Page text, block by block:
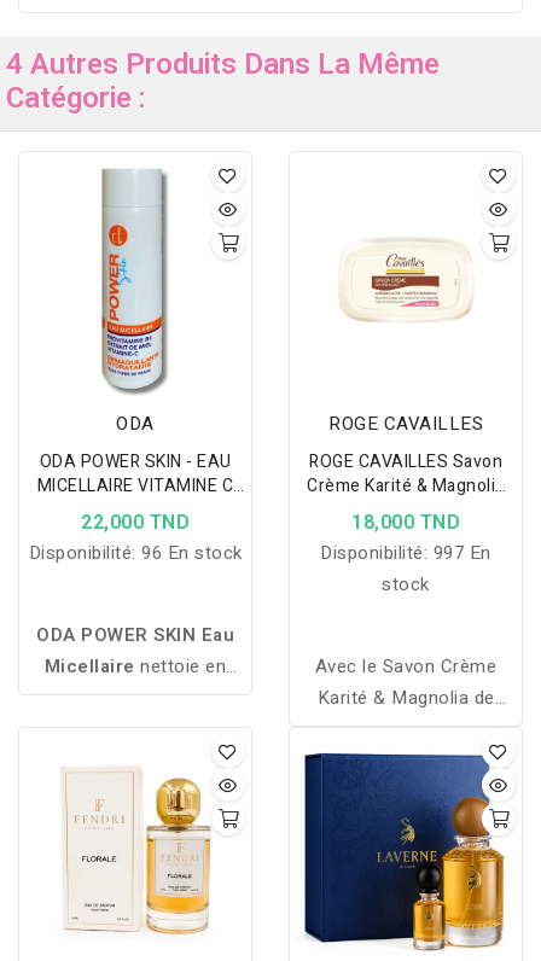
4 Autres Produits Dans La Même
Catégorie :
ODA
ODA POWER SKIN - EAU
MICELLAIRE VITAMINE C
200ML
22,000 TND
Disponibilité: 96 En stock
ODA POWER SKIN Eau
Micellaire nettoie en
profondeur, élimine
maquillage et impuretés,
illumine le teint et
équilibre la peau pour une
fraîcheur éclatante.
ROGE CAVAILLES
ROGE CAVAILLES Savon
Crème Karité & Magnolia
115Gr
18,000 TND
Disponibilité: 997 En
stock
Avec le Savon Crème
Karité & Magnolia de
ROGE CAVAILLES
retrouvez toute
l’onctuosité d’une crème
concentrée dans un
savon solide !